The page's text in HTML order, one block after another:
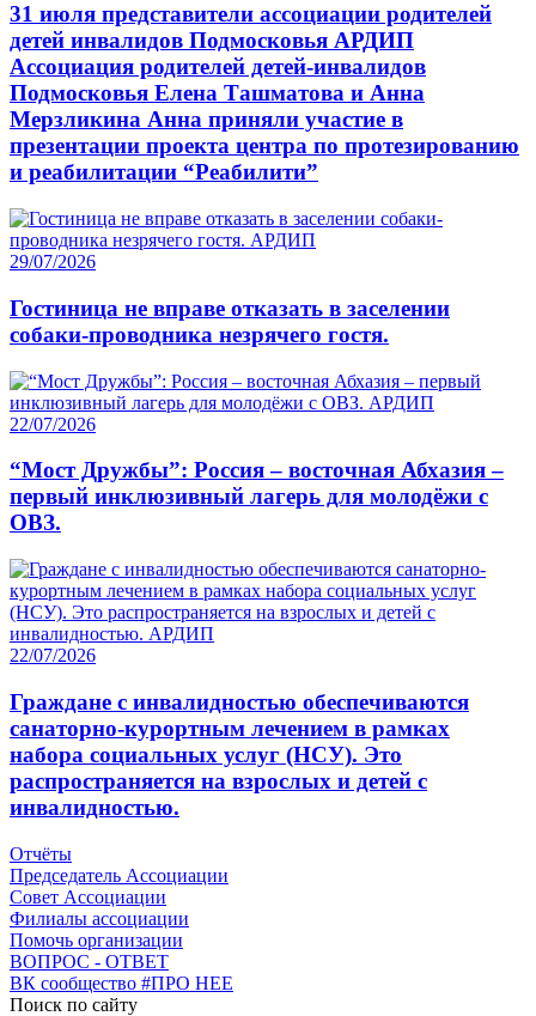
31 июля представители ассоциации родителей
детей инвалидов Подмосковья АРДИП
Ассоциация родителей детей-инвалидов
Подмосковья Елена Ташматова и Анна
Мерзликина Анна приняли участие в
презентации проекта центра по протезированию
и реабилитации “Реабилити”
29/07/2026
Гостиница не вправе отказать в заселении
собаки-проводника незрячего гостя.
22/07/2026
“Мост Дружбы”: Россия – восточная Абхазия –
первый инклюзивный лагерь для молодёжи с
ОВЗ.
22/07/2026
Граждане с инвалидностью обеспечиваются
санаторно-курортным лечением в рамках
набора социальных услуг (НСУ). Это
распространяется на взрослых и детей с
инвалидностью.
Отчёты
Председатель Ассоциации
Совет Ассоциации
Филиалы ассоциации
Помочь организации
ВОПРОС - ОТВЕТ
ВК сообщество #ПРО НЕЕ
Поиск по сайту